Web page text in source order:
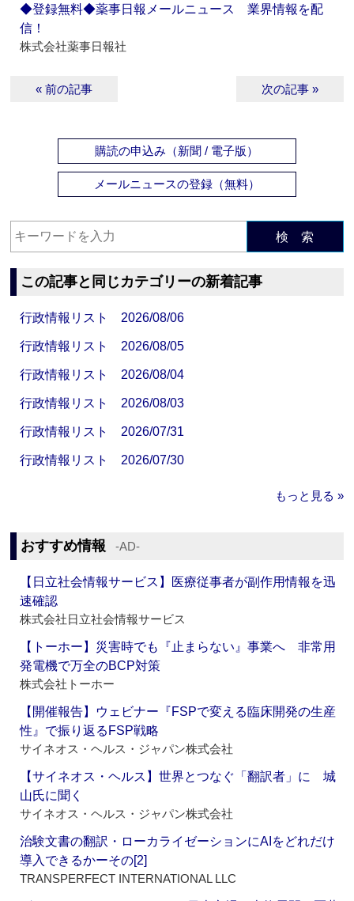
◆登録無料◆薬事日報メールニュース 業界情報を配
信！
株式会社薬事日報社
« 前の記事 次の記事 »
購読の申込み（新聞 / 電子版）
メールニュースの登録（無料）
検 索
この記事と同じカテゴリーの新着記事
行政情報リスト 2026/08/06
行政情報リスト 2026/08/05
行政情報リスト 2026/08/04
行政情報リスト 2026/08/03
行政情報リスト 2026/07/31
行政情報リスト 2026/07/30
もっと見る »
おすすめ情報 ‐AD‐
【日立社会情報サービス】医療従事者が副作用情報を迅
速確認
株式会社日立社会情報サービス
【トーホー】災害時でも『止まらない』事業へ 非常用
発電機で万全のBCP対策
株式会社トーホー
【開催報告】ウェビナー『FSPで変える臨床開発の生産
性』で振り返るFSP戦略
サイネオス・ヘルス・ジャパン株式会社
【サイネオス・ヘルス】世界とつなぐ「翻訳者」に 城
山氏に聞く
サイネオス・ヘルス・ジャパン株式会社
治験文書の翻訳・ローカライゼーションにAIをどれだけ
導入できるかーその[2]
TRANSPERFECT INTERNATIONAL LLC